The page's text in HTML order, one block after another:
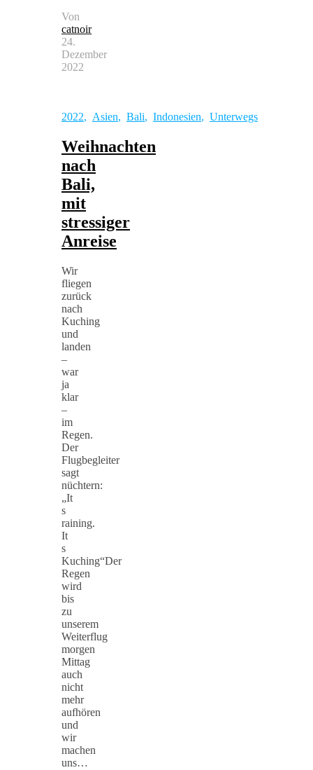
Von
catnoir
24.
Dezember
2022
2022, Asien, Bali, Indonesien, Unterwegs
Weihnachten
nach
Bali,
mit
stressiger
Anreise
Wir
fliegen
zurück
nach
Kuching
und
landen
–
war
ja
klar
–
im
Regen.
Der
Flugbegleiter
sagt
nüchtern:
„It
s
raining.
It
s
Kuching“Der
Regen
wird
bis
zu
unserem
Weiterflug
morgen
Mittag
auch
nicht
mehr
aufhören
und
wir
machen
uns…